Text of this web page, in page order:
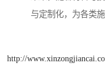
与定制化，为各类
http://